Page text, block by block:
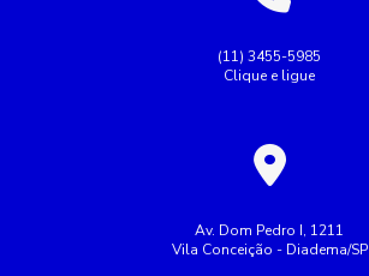
Empresa de tubulação hidráulica
Empresa montagem de painel elétrico
Fazer Manutenção de bombas de recalque
Instalação de bombas
(11) 3455-5985
Clique e ligue
Av. Dom Pedro I, 1211
Vila Conceição - Diadema/SP